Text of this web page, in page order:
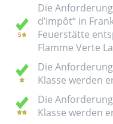
Die
d’impôt“ in
Feuerstätte
Flamme Verte
Die
Klasse werden
Die
Klasse werden